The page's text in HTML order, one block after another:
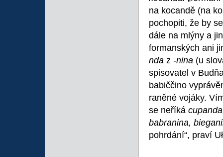
na kocandě (na
pochopiti, že by
dále na mlýny a
formanských ani
nda z -nina (u
spisovatel v
babiččino
raněné vojáky.
se neříká
babranina,
pohrdání“, praví